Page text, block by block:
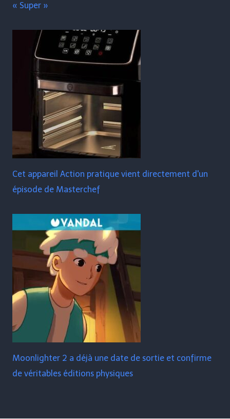
« Super »
Cet appareil Action pratique vient directement d'un
épisode de Masterchef
Moonlighter 2 a déjà une date de sortie et confirme
de véritables éditions physiques